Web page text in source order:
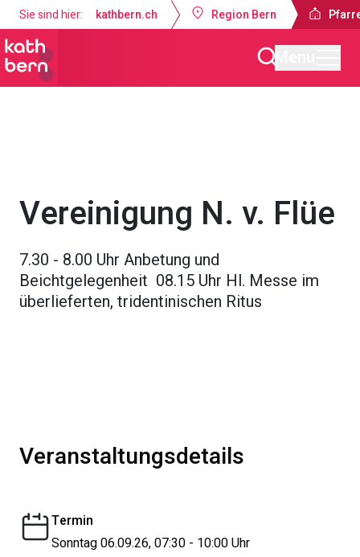
Sie sind hier: kathbern.ch Region Bern
Vereinigung N. v. Flüe
7.30 - 8.00 Uhr Anbetung und
Beichtgelegenheit 08.15 Uhr Hl. Messe im
überlieferten, tridentinischen Ritus
Veranstaltungsdetails
Termin
Sonntag 06.09.26, 07:30 - 10:00 Uhr